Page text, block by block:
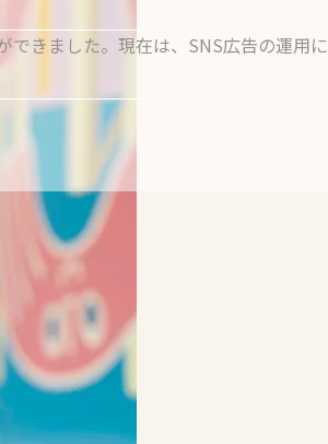
できました。現在は、SNS広告の運用に